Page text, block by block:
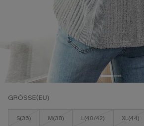
GRÖSSE(EU)
S(36) M(38) L(40/42) XL(44)